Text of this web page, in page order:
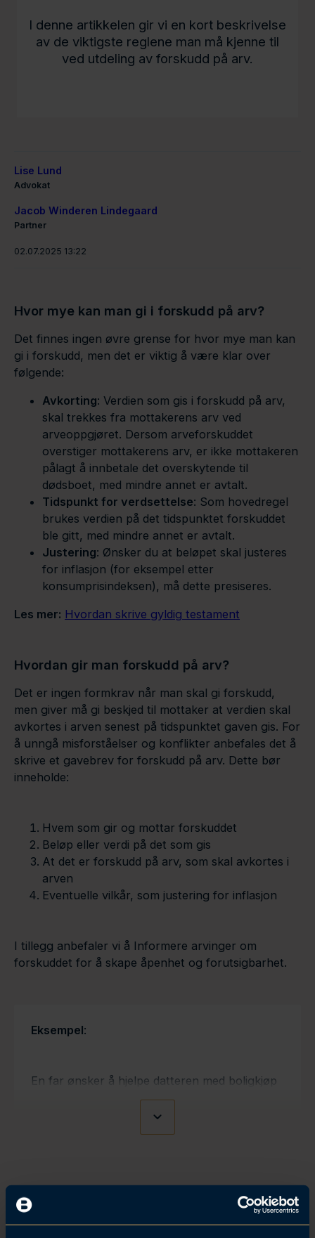
I denne artikkelen gir vi en kort beskrivelse
av de viktigste reglene man må kjenne til
ved utdeling av forskudd på arv.
Lise Lund
Advokat
Jacob Winderen Lindegaard
Partner
02.07.2025 13:22
Hvor mye kan man gi i forskudd på arv?
Det finnes ingen øvre grense for hvor mye man kan
gi i forskudd, men det er viktig å være klar over
følgende:
Avkorting: Verdien som gis i forskudd på arv,
skal trekkes fra mottakerens arv ved
arveoppgjøret. Dersom arveforskuddet
overstiger mottakerens arv, er ikke mottakeren
pålagt å innbetale det overskytende til
dødsboet, med mindre annet er avtalt.
Tidspunkt for verdsettelse: Som hovedregel
brukes verdien på det tidspunktet forskuddet
ble gitt, med mindre annet er avtalt.
Justering: Ønsker du at beløpet skal justeres
for inflasjon (for eksempel etter
konsumprisindeksen), må dette presiseres.
Les mer: Hvordan skrive gyldig testament
Hvordan gir man forskudd på arv?
Det er ingen formkrav når man skal gi forskudd,
men giver må gi beskjed til mottaker at verdien skal
avkortes i arven senest på tidspunktet gaven gis. For
å unngå misforståelser og konflikter anbefales det å
skrive et gavebrev for forskudd på arv. Dette bør
inneholde:
Hvem som gir og mottar forskuddet
Beløp eller verdi på det som gis
At det er forskudd på arv, som skal avkortes i
arven
Eventuelle vilkår, som justering for inflasjon
I tillegg anbefaler vi å Informere arvinger om
forskuddet for å skape åpenhet og forutsigbarhet.
Eksempel:
En far ønsker å hjelpe datteren med boligkjøp
og gir henne 500 000 kroner som forskudd på
arv. Han skriver et gavebrev hvor det står at
beløpet skal avkortes i arven, og informerer
broren i arveoppgjøret.
Forskudd på arv fra uskiftet bo
Dersom en gjenlevende ektefelle sitter i uskiftet bo,